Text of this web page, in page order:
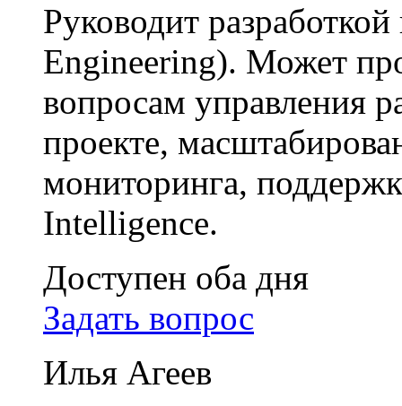
Руководит
Engineering). Может
вопросам управления
проекте,
мониторинга,
Intelligence.
Доступен оба дня
Задать вопрос
Илья Агеев